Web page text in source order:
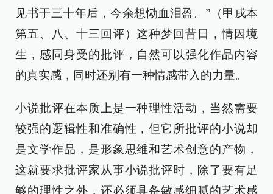
见书于三十年后，今余想恸血泪盈。”（甲戌本
第五、八、十三回评）这种梦回昔日，情因境
生，感同身受的批评，自然可以强化作品内容
的真实感，同时还别有一种情感带入的力量。
小说批评在本质上是一种理性活动，当然需要
较强的逻辑性和准确性，但它所批评的小说却
是文学作品，是形象思维和艺术创意的产物，
这就要求批评家从事小说批评时，除了要有足
够的理性之外，还必须具备敏感细腻的艺术感